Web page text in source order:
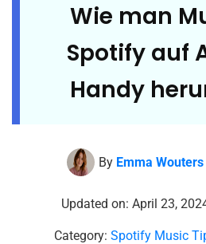
Wie man
Spotify auf
Handy
By Emma Wouters
Updated on: April 23,
Category: Spotify Music